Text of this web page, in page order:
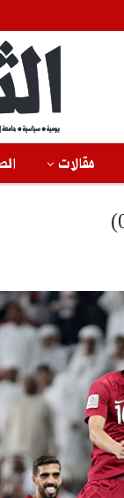
مقالات